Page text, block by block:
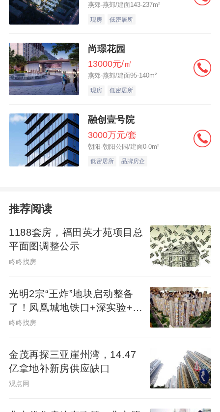
燕郊-燕郊/建面143-237m²
现房 低密居所
尚璟花园
13000元/㎡
燕郊-燕郊/建面95-140m²
现房 低密居所
融创壹号院
3000万元/套
朝阳-朝阳公园/建面0-0m²
低密居所 品牌房企
推荐阅读
1188套房，福田英才苑项目总
平面图调整公示
咚咚找房
光明2宗“王炸”地块启动整备
了！凤凰城地铁口+深实验+商
业环绕
咚咚找房
金茂再探三亚崖州湾，14.47
亿拿地补新房供应缺口
观点网